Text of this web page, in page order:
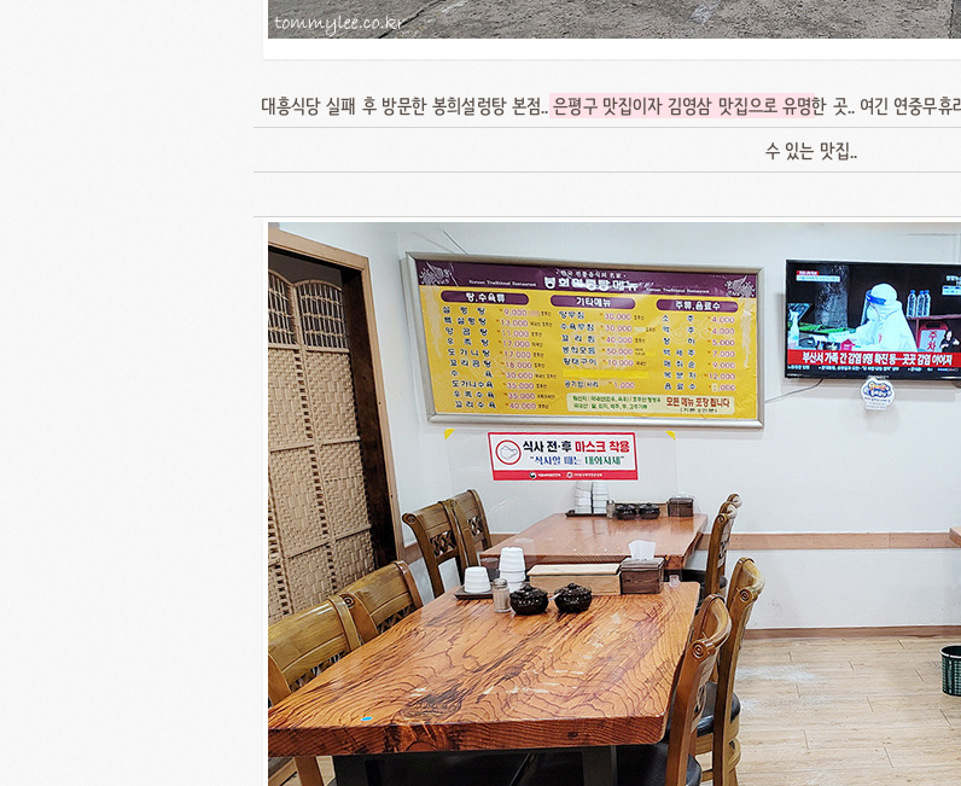
대흥식당 실패 후 방문한 봉희설렁탕 본점..은평구 맛집이자 김영삼 맛집으로 유명한 곳.. 여긴 연중무휴
수 있는 맛집..